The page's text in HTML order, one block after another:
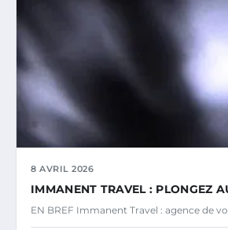
8 AVRIL 2026
IMMANENT TRAVEL : PLONGEZ
EN BREF Immanent Travel : agence de